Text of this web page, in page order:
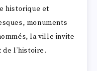
historique et
monuments
la ville invite
de l’histoire.